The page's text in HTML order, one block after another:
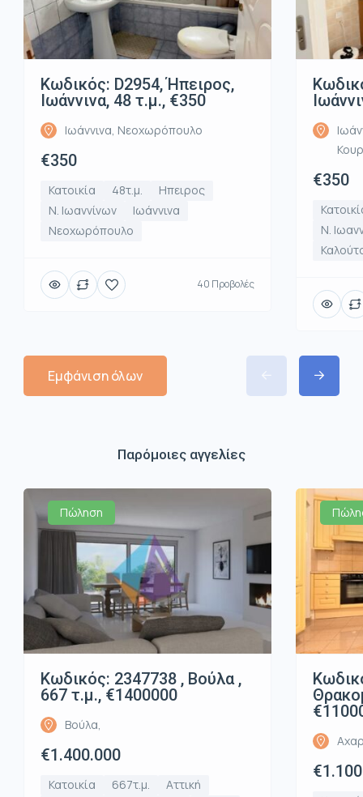
Κωδικός: D2954, Ήπειρος,
Ιωάννινα, 48 τ.μ., €350
Ιωάννινα, Νεοχωρόπουλο
€350
Κατοικία 48τ.μ.
Ηπειρος
Ν. Ιωαννίνων
Ιωάννινα
Νεοχωρόπουλο
40 Προβολές
€350
Ν.
Εμφάνιση όλων
Παρόμοιες αγγελίες
Πώληση
Κωδικός: 2347738 , Βούλα ,
667 τ.μ., €1400000
Βούλα,
€1.400.000
Κατοικία 667τ.μ.
Αττική